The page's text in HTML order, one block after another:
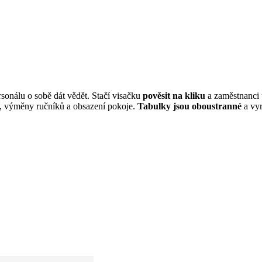
o sobě dát vědět. Stačí visačku pověsit na kliku a
ručníků a obsazení pokoje. Tabulky jsou oboustranné a